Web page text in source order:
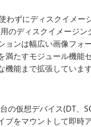
わずにディスクイメー
のディスクイメージン
ンは幅広い画像フォ
満たすモジュール機能
能まで拡張しています
の仮想デバイス(DT、
をマウントして即時